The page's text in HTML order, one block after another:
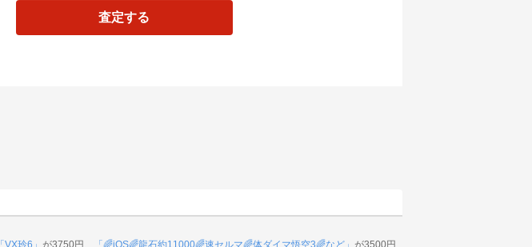
査定する
「VX玲6」 が3750円、 「🌈iOS🌈龍石約11000🌈速セルマ🌈体ダイマ悟空3🌈など」 が3500円